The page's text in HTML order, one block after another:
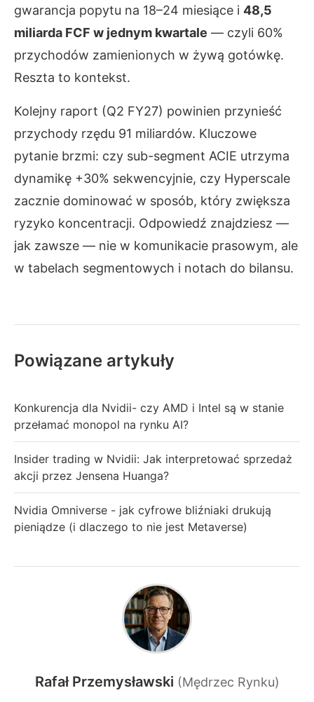
gwarancja popytu na 18–24 miesiące i 48,5
miliarda FCF w jednym kwartale — czyli 60%
przychodów zamienionych w żywą gotówkę.
Reszta to kontekst.
Kolejny raport (Q2 FY27) powinien przynieść
przychody rzędu 91 miliardów. Kluczowe
pytanie brzmi: czy sub-segment ACIE utrzyma
dynamikę +30% sekwencyjnie, czy Hyperscale
zacznie dominować w sposób, który zwiększa
ryzyko koncentracji. Odpowiedź znajdziesz —
jak zawsze — nie w komunikacie prasowym, ale
w tabelach segmentowych i notach do bilansu.
Powiązane artykuły
Konkurencja dla Nvidii- czy AMD i Intel są w stanie
przełamać monopol na rynku AI?
Insider trading w Nvidii: Jak interpretować sprzedaż
akcji przez Jensena Huanga?
Nvidia Omniverse - jak cyfrowe bliźniaki drukują
pieniądze (i dlaczego to nie jest Metaverse)
Rafał Przemysławski (Mędrzec Rynku)